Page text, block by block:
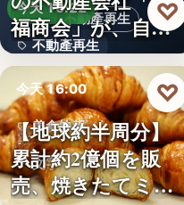
不動產再生
今天 16:22
不動產再生
文字
福商会」が、自ら
再生…
♡
今天 16:00
美食快報
文字
【地球約半周分】
累計約2億個を販
売、焼きたてミニ
♡